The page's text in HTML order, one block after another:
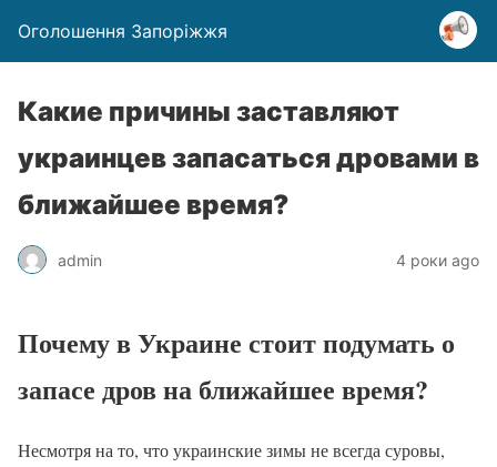
Оголошення Запоріжжя
Какие причины заставляют
украинцев запасаться дровами в
ближайшее время?
admin 4 роки ago
Почему в Украине стоит подумать о
запасе дров на ближайшее время?
Несмотря на то, что украинские зимы не всегда суровы,